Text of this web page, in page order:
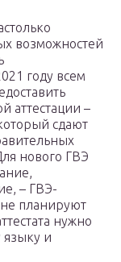
возможностей
году всем
аттестации –
сдают
нового ГВЭ
– ГВЭ-
не планируют
нужно
языку и